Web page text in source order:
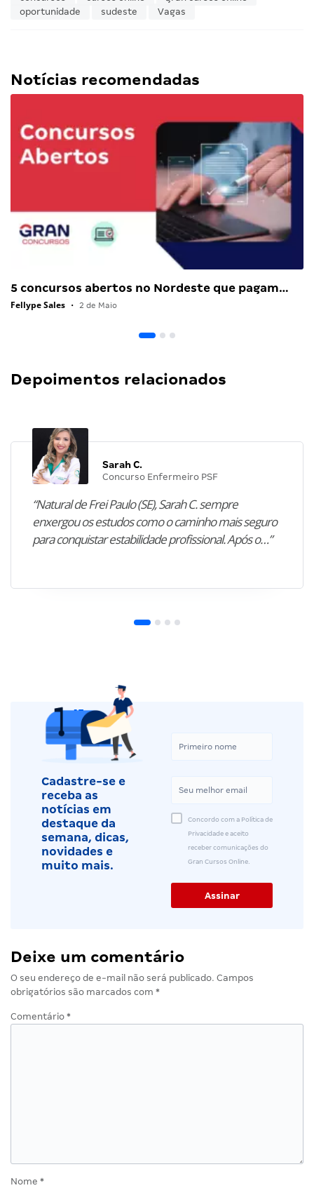
oportunidade
sudeste Vagas
Notícias recomendadas
5 concursos abertos no Nordeste que pagam…
Fellype Sales • 2 de Maio
Depoimentos relacionados
Sarah C.
Concurso Enfermeiro PSF
“Natural de Frei Paulo (SE), Sarah C. sempre
enxergou os estudos como o caminho mais seguro
para conquistar estabilidade profissional. Após o…”
Cadastre-se e
receba as
notícias em
destaque da
semana, dicas,
novidades e
muito mais.
Concordo com a Política de
Privacidade e aceito
receber comunicações do
Gran Cursos Online.
Deixe um comentário
O seu endereço de e-mail não será publicado. Campos
obrigatórios são marcados com *
Comentário *
Nome *